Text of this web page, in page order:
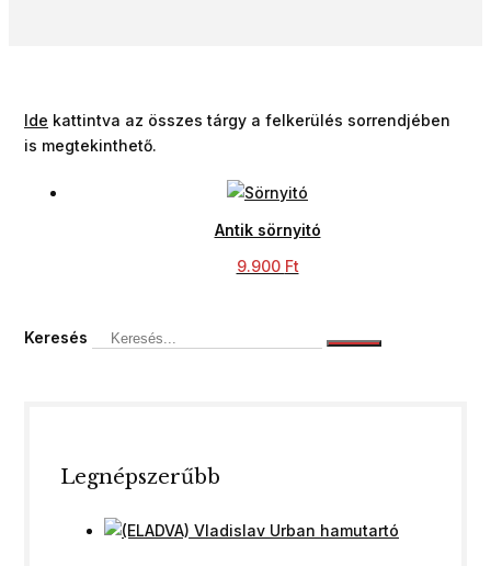
Ide kattintva az összes tárgy a felkerülés sorrendjében
is megtekinthető.
Antik sörnyitó
9.900 Ft
Keresés
Legnépszerűbb